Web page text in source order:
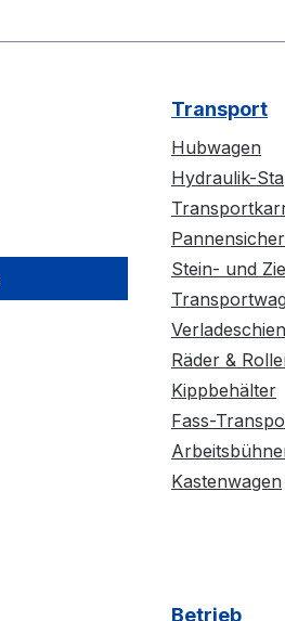
Transport
Hubwagen
Hydraulik-
Pannensicher
Stein- und
Räder &
Kippbehälter
Fass-
Kastenwagen
Betrieb